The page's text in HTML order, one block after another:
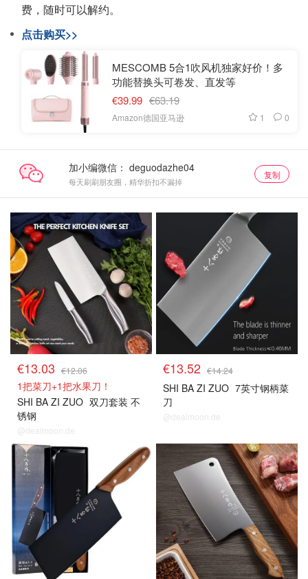
费，随时可以解约。
点击购买>>
MESCOMB 5合1吹风机独家好价！多
功能替换头可卷发、直发等
€39.99 €63.19
Amazon德国亚马逊 1 0
加小编微信：
每天刷刷朋友圈，精华折扣不漏掉
复制
€13.03 €12.06
1把菜刀+1把水果刀！
SHI BA ZI ZUO 双刀套装 不
锈钢
@dealmoon.de
€13.52 €14.24
SHI BA ZI ZUO 7英寸钢柄菜
刀
@dealmoon.de